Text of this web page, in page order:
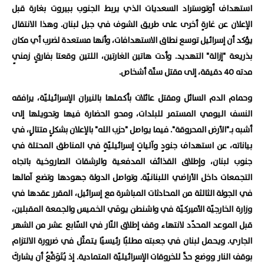
استهداف أوتوستراد السعديات الذي يربط الجنوب ببيروت بغارة قبل
الإعلان عن غارةٍ أخرى على طريق الشوف في جبل لبنان. وهذا الانتقال
يؤكد أن إسرائيل توسع نطاق الاستهدافات، وأنها مستعدة لضرب أي مكان
بذريعة "إزالة" التهديد. وأدت هاتين الغارتين، اللتين وقعتا بفارقٍ زمنيٍ
مدته 40 دقيقة، إلى مقتل ستّة أشخاص.
وحمام الدم السائل ومقتل عائلات بأكملها بالنيران الإسرائيليّة، يرافقه
النسف اليومي المستمر للبلدات، ومحو الحضارة فيها وتحويلها إلى
أشبه بـ"الأرض المحروقة". فيما يواصل "حزب الله" بالإعلان بشكلٍ متتالٍ، في
بياناته، عن استهداف جنودٍ وآلياتٍ إسرائيليّةٍ في المناطق المحتلة في
جنوب لبنان، وإطلاق القذائف المدفعية والرشقات الصاروخية باتجاه
التجمعات داخل الأراضي اللبنانيّة. وتواصل الدولة جهودها وتضع آمالها
في الجولة الثالثة من المحادثات المباشرة مع إسرائيل، المقرر عقدها في
وزارة الخارجيّة الأميركيّة في واشنطن يومَي الخميس والجمعة المقبلين،
قبل الموعد المحدّد لانتهاء وقف إطلاق النّار في السّابع عشر من الشهر
الجاري. ويحمل لبنان في جعبته مطلبًا رئيسيًا يتمثّل في ضرورة الالتزام
بوقف النار ووضع حدٍّ للخروقات الإسرائيليّة المتمادية. إذ يُتَوَقَّعُ أن يشاركَ